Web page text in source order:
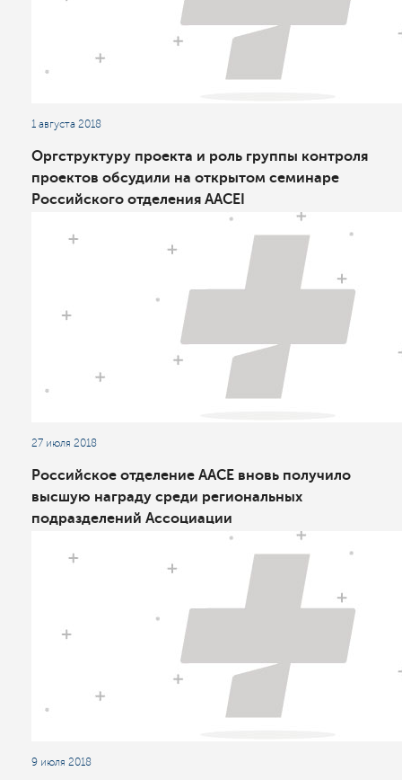
1 августа 2018
Оргструктуру проекта и роль группы контроля
проектов обсудили на открытом семинаре
Российского отделения AACEI
27 июля 2018
Российское отделение AACE вновь получило
высшую награду среди региональных
подразделений Ассоциации
9 июля 2018